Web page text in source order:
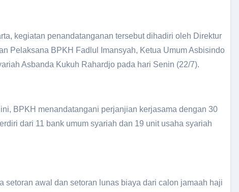
kegiatan penandatanganan tersebut dihadiri oleh Direktur
Pelaksana BPKH Fadlul Imansyah, Ketua Umum Asbisindo
Asbanda Kukuh Rahardjo pada hari Senin (22/7).
BPKH menandatangani perjanjian kerjasama dengan 30
dari 11 bank umum syariah dan 19 unit usaha syariah
setoran awal dan setoran lunas biaya dari calon jamaah haji